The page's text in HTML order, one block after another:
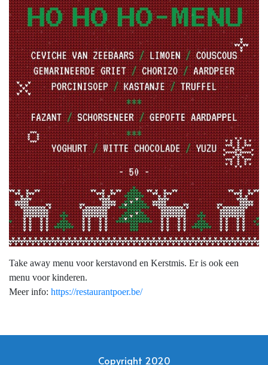
Take away menu voor kerstavond en Kerstmis. Er is ook een
menu voor kinderen.
Meer info: https://restaurantpoer.be/
Copyright 2020